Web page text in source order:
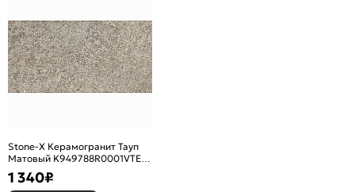
Stone-X Керамогранит Тауп
Матовый K949788R0001VTE0
30х60
1 340₽